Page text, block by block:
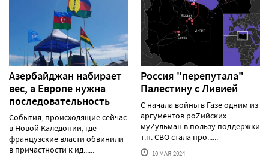
Азербайджан набирает
вес, а Европе нужна
последовательность
События, происходящие сейчас
в Новой Каледонии, где
французские власти обвинили
в причастности к ид......
Россия "перепутала"
Палестину с Ливией
С начала войны в Газе одним из
аргументов роZийских
муZульман в пользу поддержки
т.н. СВО стала про......
10 МАЯ'2024